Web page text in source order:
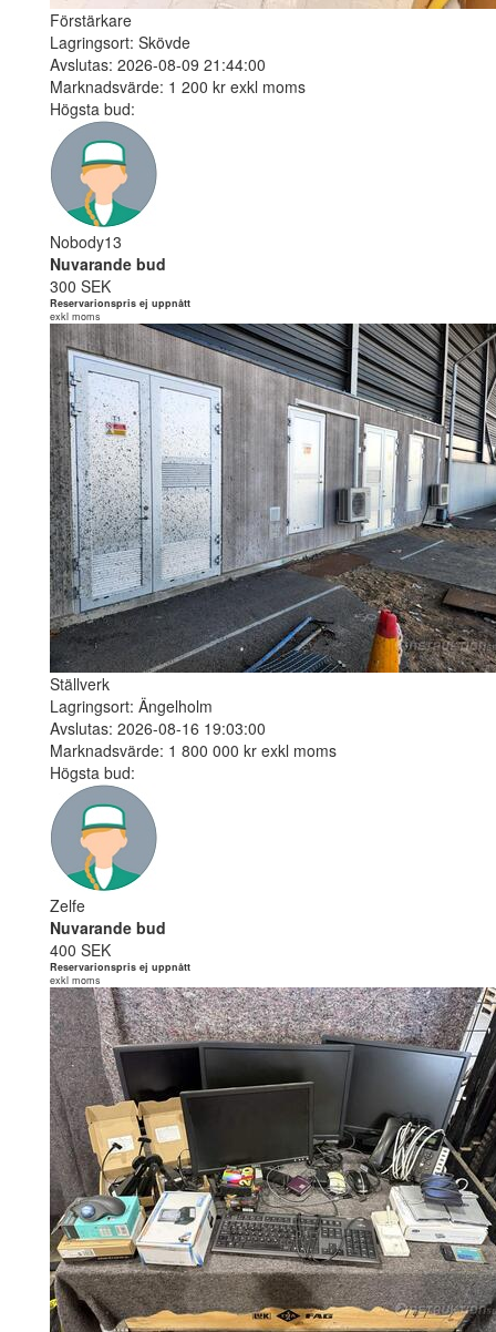
Förstärkare
Lagringsort: Skövde
Avslutas: 2026-08-09 21:44:00
Marknadsvärde: 1 200 kr exkl moms
Högsta bud:
Nobody13
Nuvarande bud
300 SEK
Reservarionspris ej uppnått
exkl moms
Ställverk
Lagringsort: Ängelholm
Avslutas: 2026-08-16 19:03:00
Marknadsvärde: 1 800 000 kr exkl moms
Högsta bud:
Zelfe
Nuvarande bud
400 SEK
Reservarionspris ej uppnått
exkl moms